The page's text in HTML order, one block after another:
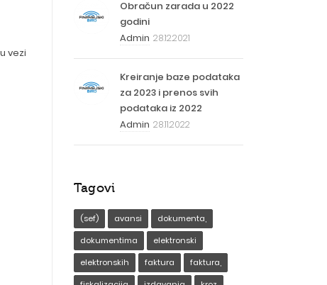
vezi
Obračun zarada u 2022
godini
Admin 28.12.2021
Kreiranje baze podataka
za 2023 i prenos svih
podataka iz 2022
Admin 28.11.2022
Tagovi
(sef) avansi
dokumenta,
dokumentima
elektronski
elektronskih
faktura
faktura,